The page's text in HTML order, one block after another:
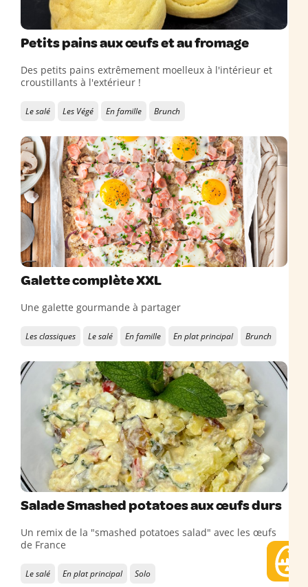
Petits pains aux œufs et au fromage
Des petits pains extrêmement moelleux à l'intérieur et
croustillants à l'extérieur !
Le salé Les Végé En famille Brunch
Galette complète XXL
Une galette gourmande à partager
Les classiques Le salé En famille En plat principal Brunch
Salade Smashed potatoes aux œufs durs
Un remix de la "smashed potatoes salad" avec les œufs
de France
Le salé En plat principal Solo